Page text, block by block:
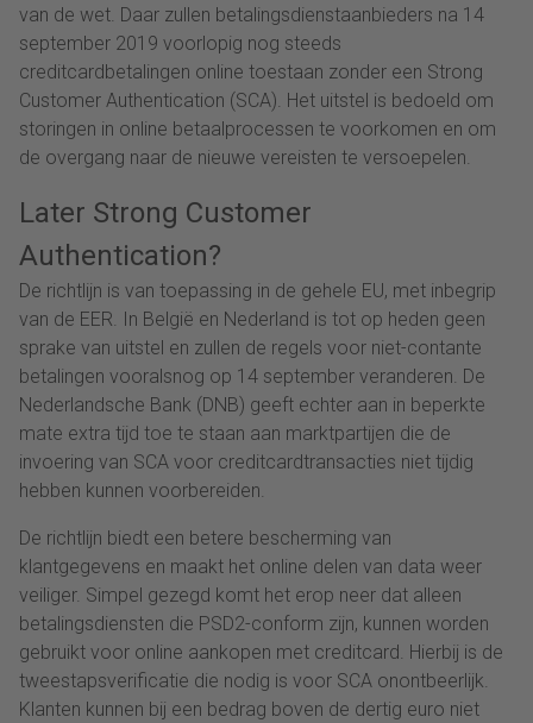
van de wet. Daar zullen betalingsdienstaanbieders na 14
september 2019 voorlopig nog steeds
creditcardbetalingen online toestaan zonder een Strong
Customer Authentication (SCA). Het uitstel is bedoeld om
storingen in online betaalprocessen te voorkomen en om
de overgang naar de nieuwe vereisten te versoepelen.
Later Strong Customer
Authentication?
De richtlijn is van toepassing in de gehele EU, met inbegrip
van de EER. In België en Nederland is tot op heden geen
sprake van uitstel en zullen de regels voor niet-contante
betalingen vooralsnog op 14 september veranderen. De
Nederlandsche Bank (DNB) geeft echter aan in beperkte
mate extra tijd toe te staan aan marktpartijen die de
invoering van SCA voor creditcardtransacties niet tijdig
hebben kunnen voorbereiden.
De richtlijn biedt een betere bescherming van
klantgegevens en maakt het online delen van data weer
veiliger. Simpel gezegd komt het erop neer dat alleen
betalingsdiensten die PSD2-conform zijn, kunnen worden
gebruikt voor online aankopen met creditcard. Hierbij is de
tweestapsverificatie die nodig is voor SCA onontbeerlijk.
Klanten kunnen bij een bedrag boven de dertig euro niet